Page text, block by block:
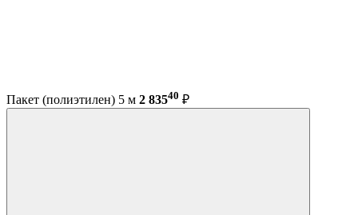
Пакет (полиэтилен) 5 м 2 83540 ₽